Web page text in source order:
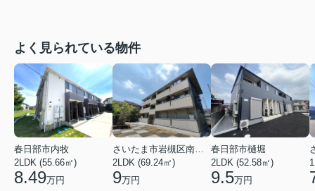
よく見られている物件
春日部市内牧
2LDK (55.66㎡)
8.49万円
2LDK (69.24㎡)
9万円
春日部市樋堀
2LDK (52.58㎡)
9.5万円